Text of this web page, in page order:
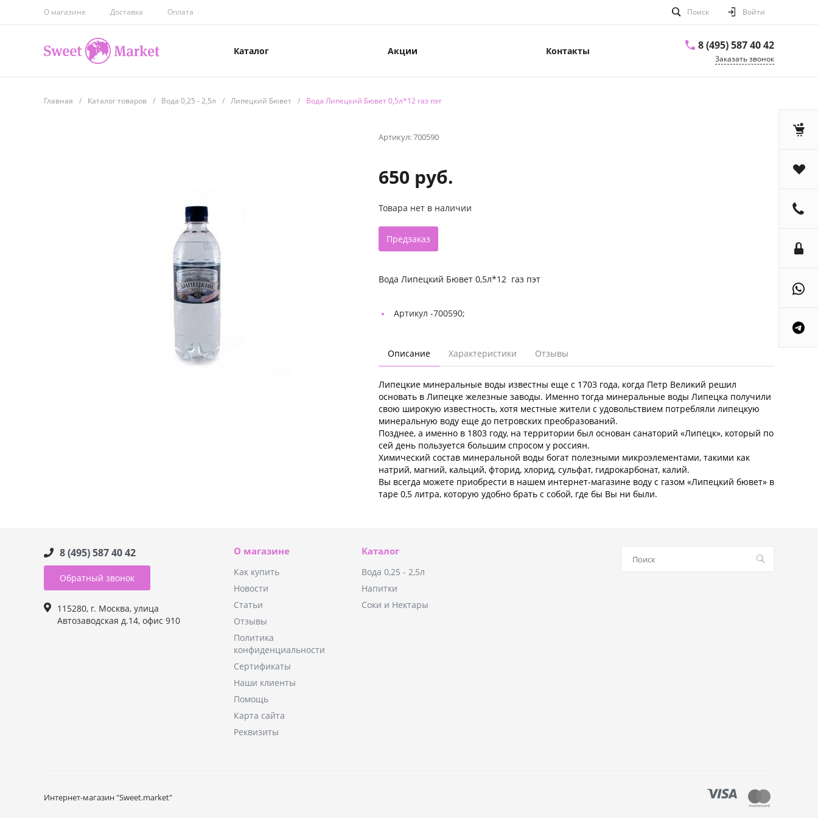
О магазине Доставка Оплата Поиск Войти
Каталог Акции Контакты 8 (495) 587 40 42
Заказать звонок
Главная / Каталог товаров / Вода 0,25 - 2,5л / Липецкий Бювет / Вода Липецкий Бювет 0,5л*12 газ пэт
Артикул:700590
650 руб.
Товара нет в наличии
Предзаказ
Вода Липецкий Бювет 0,5л*12 газ пэт
Артикул -700590;
Описание Характеристики Отзывы
Липецкие минеральные воды известны еще с 1703 года, когда Петр Великий решил
основать в Липецке железные заводы. Именно тогда минеральные воды Липецка получили
свою широкую известность, хотя местные жители с удовольствием потребляли липецкую
минеральную воду еще до петровских преобразований.
Позднее, а именно в 1803 году, на территории был основан санаторий «Липецк», который по
сей день пользуется большим спросом у россиян.
Химический состав минеральной воды богат полезными микроэлементами, такими как
натрий, магний, кальций, фторид, хлорид, сульфат, гидрокарбонат, калий.
Вы всегда можете приобрести в нашем интернет-магазине воду с газом «Липецкий бювет» в
таре 0,5 литра, которую удобно брать с собой, где бы Вы ни были.
8 (495) 587 40 42
Обратный звонок
115280, г. Москва, улица
Автозаводская д.14, офис 910
О магазине
Как купить
Новости
Статьи
Отзывы
Политика
конфиденциальности
Сертификаты
Наши клиенты
Помощь
Карта сайта
Реквизиты
Каталог
Вода 0,25 - 2,5л
Напитки
Соки и Нектары
Интернет-магазин "Sweet.market"